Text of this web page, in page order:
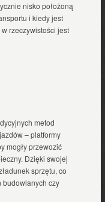
nisko położoną
i kiedy jest
rzeczywistości jest
metod
– platformy
mogły przewozić
Dzięki swojej
sprzętu, co
budowlanych czy